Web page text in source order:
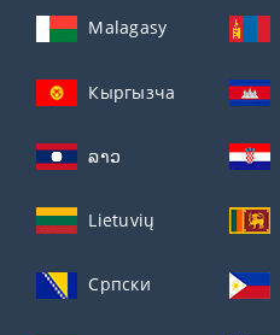
Malagasy
Кыргызча
ລາວ
Lietuvių
Српски